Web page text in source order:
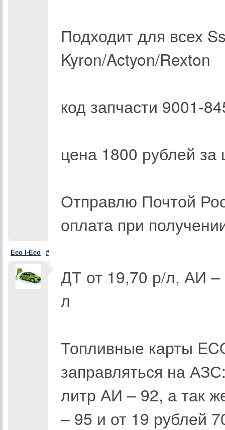
Подходит для всех
Kyron/Actyon/Rexton
код запчасти 9001-
цена 1800 рублей
Отправлю Почтой
оплата при
Eco I-Eco #
ДТ от 19,70 р/л, АИ –
л
Топливные карты
заправляться на
литр АИ – 92, а так
– 95 и от 19 рублей